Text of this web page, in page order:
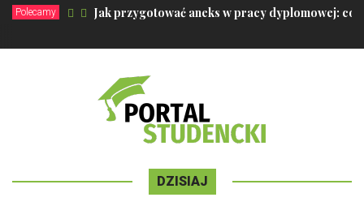
Polecamy Jak przygotować aneks w pracy dyplomowej: co
DZISIAJ